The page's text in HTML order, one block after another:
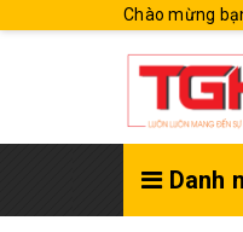
Chào mừng
Danh